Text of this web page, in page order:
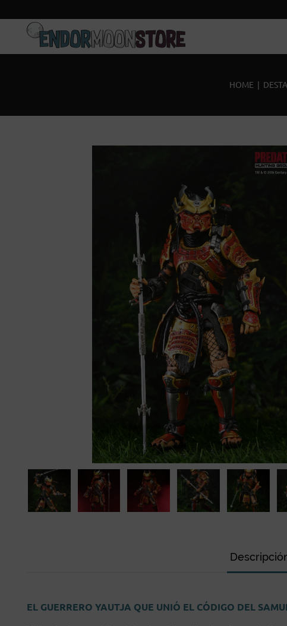
Inicio Pre-pedidos
HOME
EL GUERRERO YAUTJA QUE UNIÓ EL CÓDIGO DEL